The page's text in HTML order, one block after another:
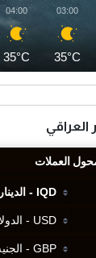
03:00
35°C
04:00
35°C
العراقي